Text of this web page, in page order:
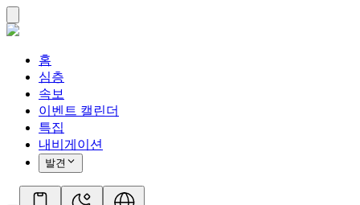
홈
심층
속보
이벤트 캘린더
특집
내비게이션
발견